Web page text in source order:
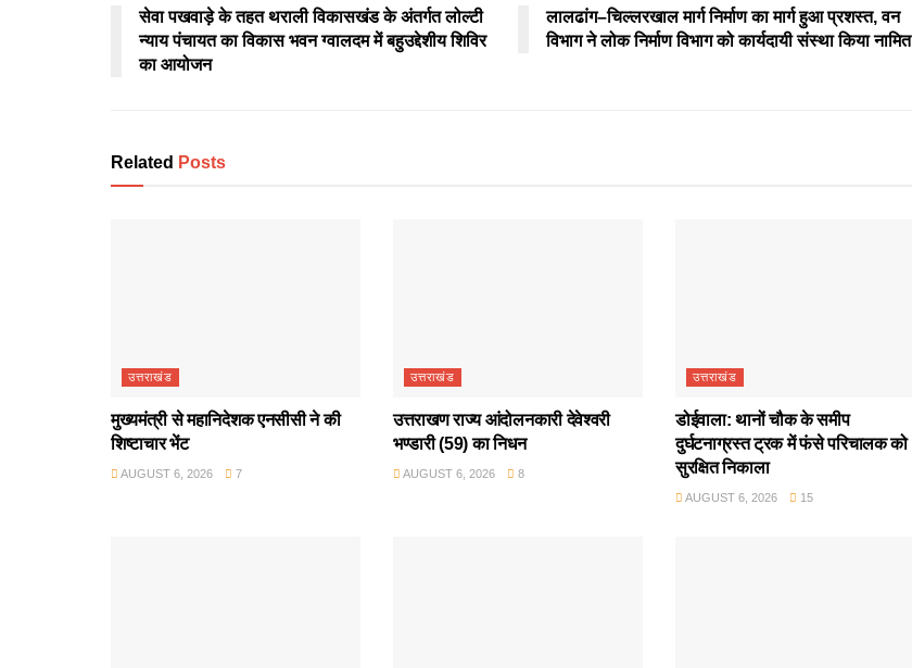
सेवा पखवाड़े के तहत थराली विकासखंड के अंतर्गत लोल्टी
न्याय पंचायत का विकास भवन ग्वालदम में बहुउद्देशीय शिविर
का आयोजन
लालढांग–चिल्लरखाल मार्ग निर्माण का मार्ग हुआ प्रशस्त, वन
विभाग ने लोक निर्माण विभाग को कार्यदायी संस्था किया नामित
Related Posts
उत्तराखंड
मुख्यमंत्री से महानिदेशक एनसीसी ने की
शिष्टाचार भेंट
AUGUST 6, 2026 7
उत्तराखंड
उत्तराखण राज्य आंदोलनकारी देवेश्वरी
भण्डारी (59) का निधन
AUGUST 6, 2026 8
उत्तराखंड
डोईवाला: थानों चौक के समीप
दुर्घटनाग्रस्त ट्रक में फंसे परिचालक को
सुरक्षित निकाला
AUGUST 6, 2026 15